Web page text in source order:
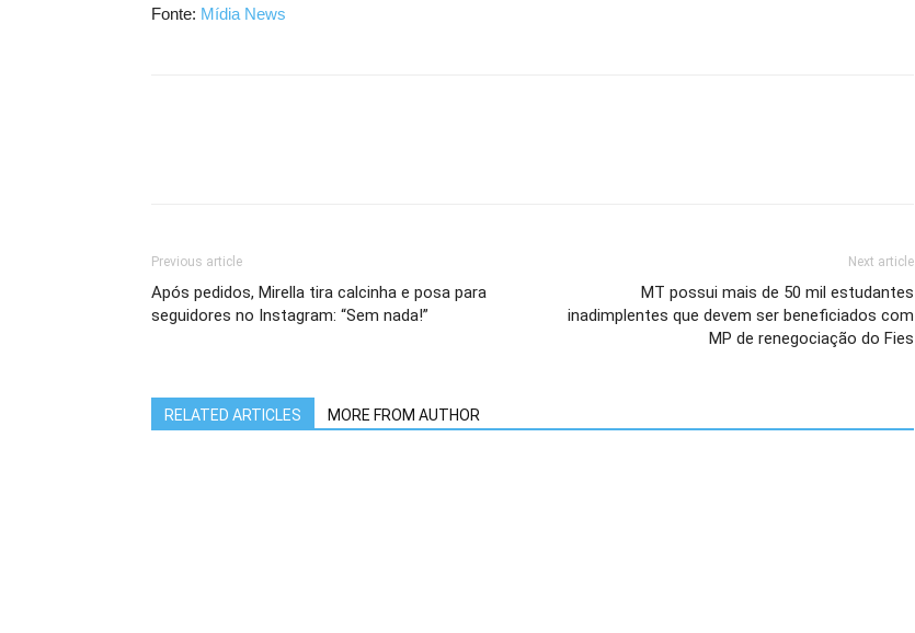
Fonte: Mídia News
Previous article
Após pedidos, Mirella tira calcinha e posa para
seguidores no Instagram: “Sem nada!”
Next article
MT possui mais de 50 mil estudantes
inadimplentes que devem ser beneficiados com
MP de renegociação do Fies
RELATED ARTICLES MORE FROM AUTHOR